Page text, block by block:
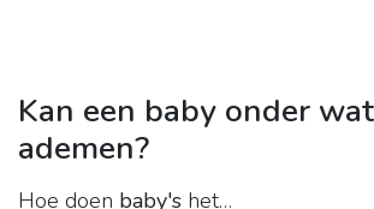
Kan een baby onder
ademen?
Hoe doen baby's het…